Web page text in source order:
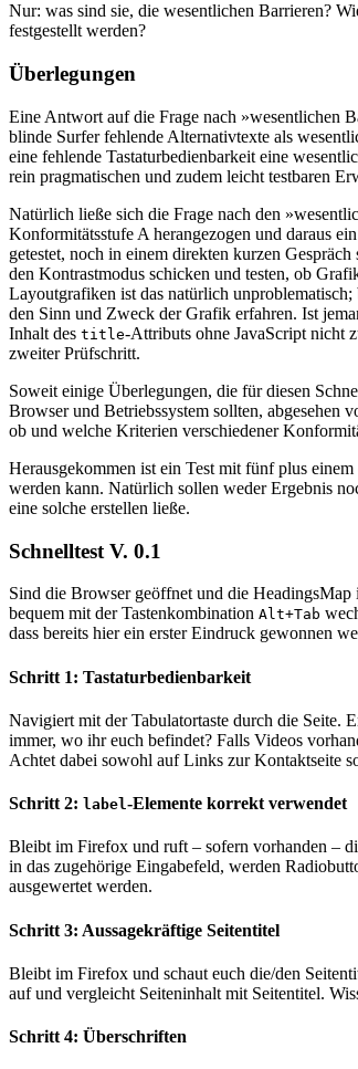
Nur: was sind sie, die wesentlichen Barrieren?
festgestellt werden?
Überlegungen
Eine Antwort auf die Frage nach »wesentlichen
blinde Surfer fehlende Alternativtexte als
eine fehlende Tastaturbedienbarkeit eine
rein pragmatischen und zudem leicht testbaren
Natürlich ließe sich die Frage nach den
Konformitätsstufe A herangezogen und daraus
getestet, noch in einem direkten kurzen
den Kontrastmodus schicken und testen, ob
Layoutgrafiken ist das natürlich
den Sinn und Zweck der Grafik erfahren. Ist
Inhalt des title-Attributs ohne JavaScript nicht
zweiter Prüfschritt.
Soweit einige Überlegungen, die für diesen
Browser und Betriebssystem sollten, abgesehen
ob und welche Kriterien verschiedener
Herausgekommen ist ein Test mit fünf plus
werden kann. Natürlich sollen weder Ergebnis
eine solche erstellen ließe.
Schnelltest V. 0.1
Sind die Browser geöffnet und die
bequem mit der Tastenkombination Alt+Tab
dass bereits hier ein erster Eindruck gewonnen
Schritt 1: Tastaturbedienbarkeit
Navigiert mit der Tabulatortaste durch die Seite.
immer, wo ihr euch befindet? Falls Videos
Achtet dabei sowohl auf Links zur Kontaktseite
Schritt 2: label-Elemente korrekt verwendet
Bleibt im Firefox und ruft – sofern vorhanden –
in das zugehörige Eingabefeld, werden
ausgewertet werden.
Schritt 3: Aussagekräftige Seitentitel
Bleibt im Firefox und schaut euch die/den
auf und vergleicht Seiteninhalt mit Seitentitel.
Schritt 4: Überschriften